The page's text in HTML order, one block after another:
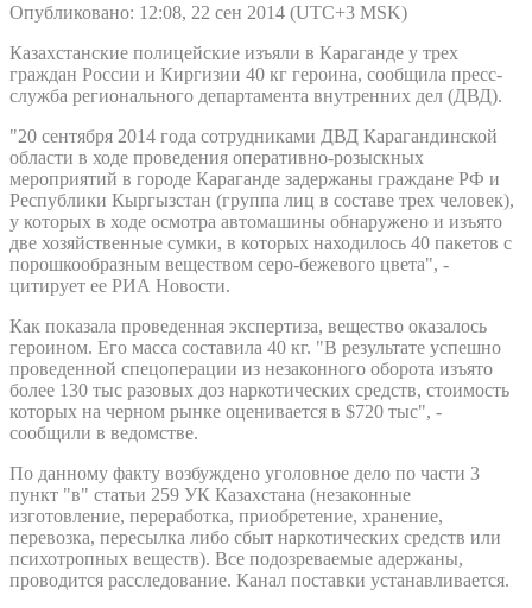
Опубликовано: 12:08, 22 сен 2014 (UTC+3 MSK)
Казахстанские полицейские изъяли в Караганде у трех
граждан России и Киргизии 40 кг героина, сообщила пресс-
служба регионального департамента внутренних дел (ДВД).
"20 сентября 2014 года сотрудниками ДВД Карагандинской
области в ходе проведения оперативно-розыскных
мероприятий в городе Караганде задержаны граждане РФ и
Республики Кыргызстан (группа лиц в составе трех человек),
у которых в ходе осмотра автомашины обнаружено и изъято
две хозяйственные сумки, в которых находилось 40 пакетов с
порошкообразным веществом серо-бежевого цвета", -
цитирует ее РИА Новости.
Как показала проведенная экспертиза, вещество оказалось
героином. Его масса составила 40 кг. "В результате успешно
проведенной спецоперации из незаконного оборота изъято
более 130 тыс разовых доз наркотических средств, стоимость
которых на черном рынке оценивается в $720 тыс", -
сообщили в ведомстве.
По данному факту возбуждено уголовное дело по части 3
пункт "в" статьи 259 УК Казахстана (незаконные
изготовление, переработка, приобретение, хранение,
перевозка, пересылка либо сбыт наркотических средств или
психотропных веществ). Все подозреваемые адержаны,
проводится расследование. Канал поставки устанавливается.